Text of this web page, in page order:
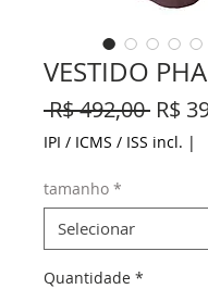
VESTIDO PHA
R$ 492,00 Preço
normal
R$
IPI / ICMS / ISS incl. |
tamanho *
Quantidade *